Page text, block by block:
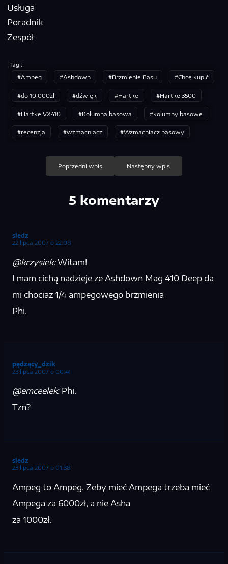
Usługa
Poradnik
Zespół
Tagi:
Ampeg
Ashdown Brzmienie Basu Chcę kupić
do 10.000zł dźwięk Hartke Hartke 3500
Hartke VX410 Kolumna basowa kolumny basowe
recenzja wzmacniacz Wzmacniacz basowy
Poprzedni wpis Następny wpis
5 komentarzy
sledz
22 lipca 2007 o 22:08
@krzysiek:Witam!
I mam cichą nadzieje ze Ashdown Mag 410 Deep da
mi chociaż 1/4 ampegowego brzmienia
Phi.
pędzący_dzik
23 lipca 2007 o 00:41
@emceelek:Phi.
Tzn?
sledz
23 lipca 2007 o 01:38
Ampeg to Ampeg. Żeby mieć Ampega trzeba mieć
Ampega za 6000zł, a nie Asha
za 1000zł.